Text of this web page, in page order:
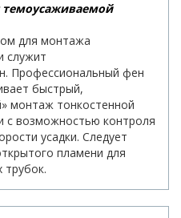
темоусаживаемой
для монтажа
служит
Профессиональный фен
быстрый,
монтаж тонкостенной
с возможностью контроля
усадки. Следует
пламени для
трубок.